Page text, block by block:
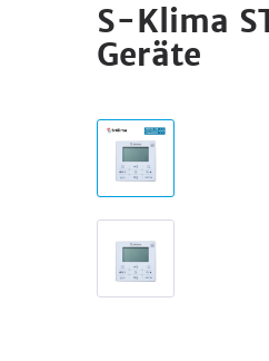
S-Klima
Geräte